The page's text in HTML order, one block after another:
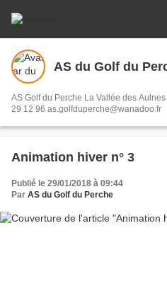
AS du Golf du
AS Golf du Perche La Vallée des
29 12 96 as.golfduperche@wanadoo.fr
Animation hiver n° 3
Publié le 29/01/2018 à 09:44
Par AS du Golf du Perche